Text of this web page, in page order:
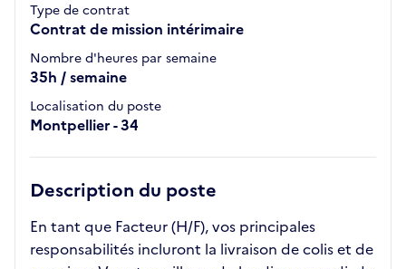
Type de contrat
Contrat de mission intérimaire
Nombre d'heures par semaine
35h / semaine
Localisation du poste
Montpellier - 34
Description du poste
En tant que Facteur (H/F), vos principales
responsabilités incluront la livraison de colis et de